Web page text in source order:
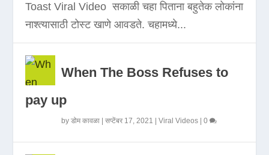
Toast Viral Video सकाळी चहा पिताना बहुतेक लोकांना
नाश्त्यासाठी टोस्ट खाणे आवडते. चहामध्ये...
When The Boss Refuses to
pay up
byडोम कावळा |सप्टेंबर 17, 2021 |Viral Videos |0